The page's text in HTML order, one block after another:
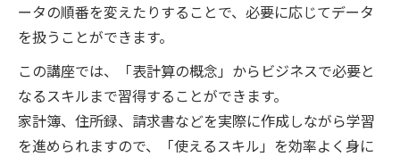
ータの順番を変えたりすることで、必要に応じてデータ
を扱うことができます。
この講座では、「表計算の概念」からビジネスで必要と
なるスキルまで習得することができます。
家計簿、住所録、請求書などを実際に作成しながら学習
を進められますので、「使えるスキル」を効率よく身に